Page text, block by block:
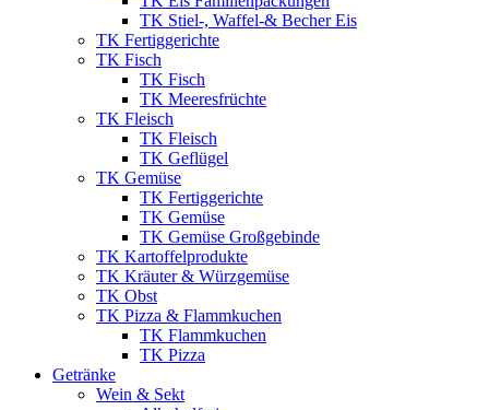
TK Stiel-, Waffel-& Becher Eis
TK Fertiggerichte
TK Fisch
TK Fisch
TK Meeresfrüchte
TK Fleisch
TK Fleisch
TK Geflügel
TK Gemüse
TK Fertiggerichte
TK Gemüse
TK Gemüse Großgebinde
TK Kartoffelprodukte
TK Kräuter & Würzgemüse
TK Obst
TK Pizza & Flammkuchen
TK Flammkuchen
TK Pizza
Getränke
Wein & Sekt